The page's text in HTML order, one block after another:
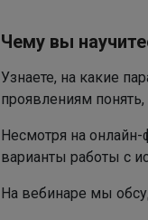
Чему вы
Узнаете, на какие
проявлениям
Несмотря на
варианты работы с
На вебинаре мы